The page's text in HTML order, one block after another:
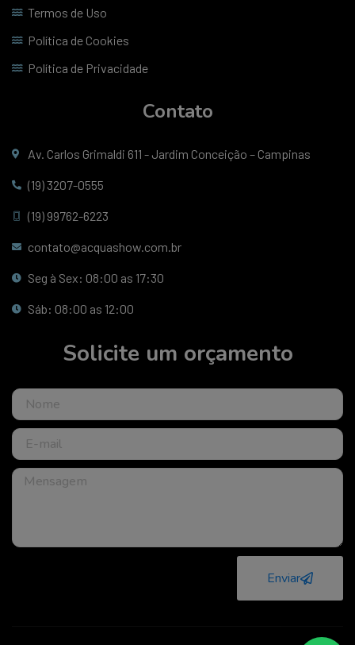
Termos de Uso
Política de Cookies
Política de Privacidade
Contato
Av. Carlos Grimaldi 611 - Jardim Conceição – Campinas
(19) 3207-0555
(19) 99762-6223
contato@acquashow.com.br
Seg à Sex: 08:00 as 17:30
Sáb: 08:00 as 12:00
Solicite um orçamento
Enviar